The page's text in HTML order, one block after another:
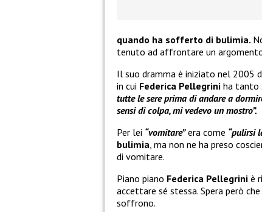
quando ha sofferto di bulimia.
tenuto ad affrontare un
Il suo dramma è iniziato nel 2005
in cui Federica Pellegrini ha
tutte le sere prima di andare a
sensi di colpa, mi vedevo un mostro”.
Per lei “vomitare”era come “pulirsi
bulimia , ma non ne ha preso
di vomitare.
Piano piano Federica Pellegrini è
accettare sé stessa. Spera però
soffrono.